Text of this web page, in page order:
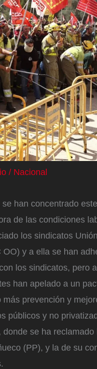
/ Nacional
han concentrado
de las condiciones
los sindicatos
y a ella se han
los sindicatos, pero
han apelado a un
prevención y
públicos y no
se ha reclamado
(PP), y la de su